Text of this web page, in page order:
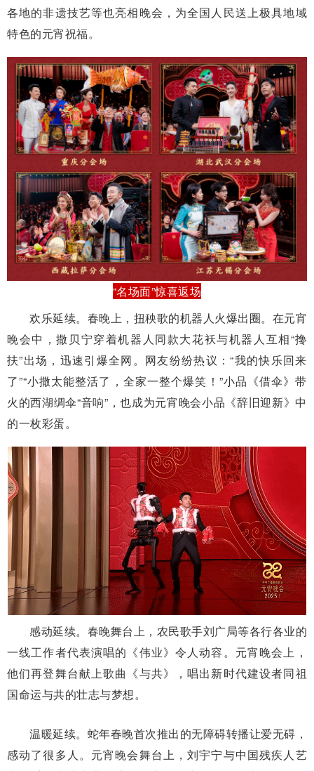
各地的非遗技艺等也亮相晚会，为全国人民送上极具地域
特色的元宵祝福。
“名场面”惊喜返场
欢乐延续。春晚上，扭秧歌的机器人火爆出圈。在元宵
晚会中，撒贝宁穿着机器人同款大花袄与机器人互相“搀
扶”出场，迅速引爆全网。网友纷纷热议：“我的快乐回来
了”“小撒太能整活了，全家一整个爆笑！”小品《借伞》带
火的西湖绸伞“音响”，也成为元宵晚会小品《辞旧迎新》中
的一枚彩蛋。
感动延续。春晚舞台上，农民歌手刘广局等各行各业的
一线工作者代表演唱的《伟业》令人动容。元宵晚会上，
他们再登舞台献上歌曲《与共》，唱出新时代建设者同祖
国命运与共的壮志与梦想。
温暖延续。蛇年春晚首次推出的无障碍转播让爱无碍，
感动了很多人。元宵晚会舞台上，刘宇宁与中国残疾人艺